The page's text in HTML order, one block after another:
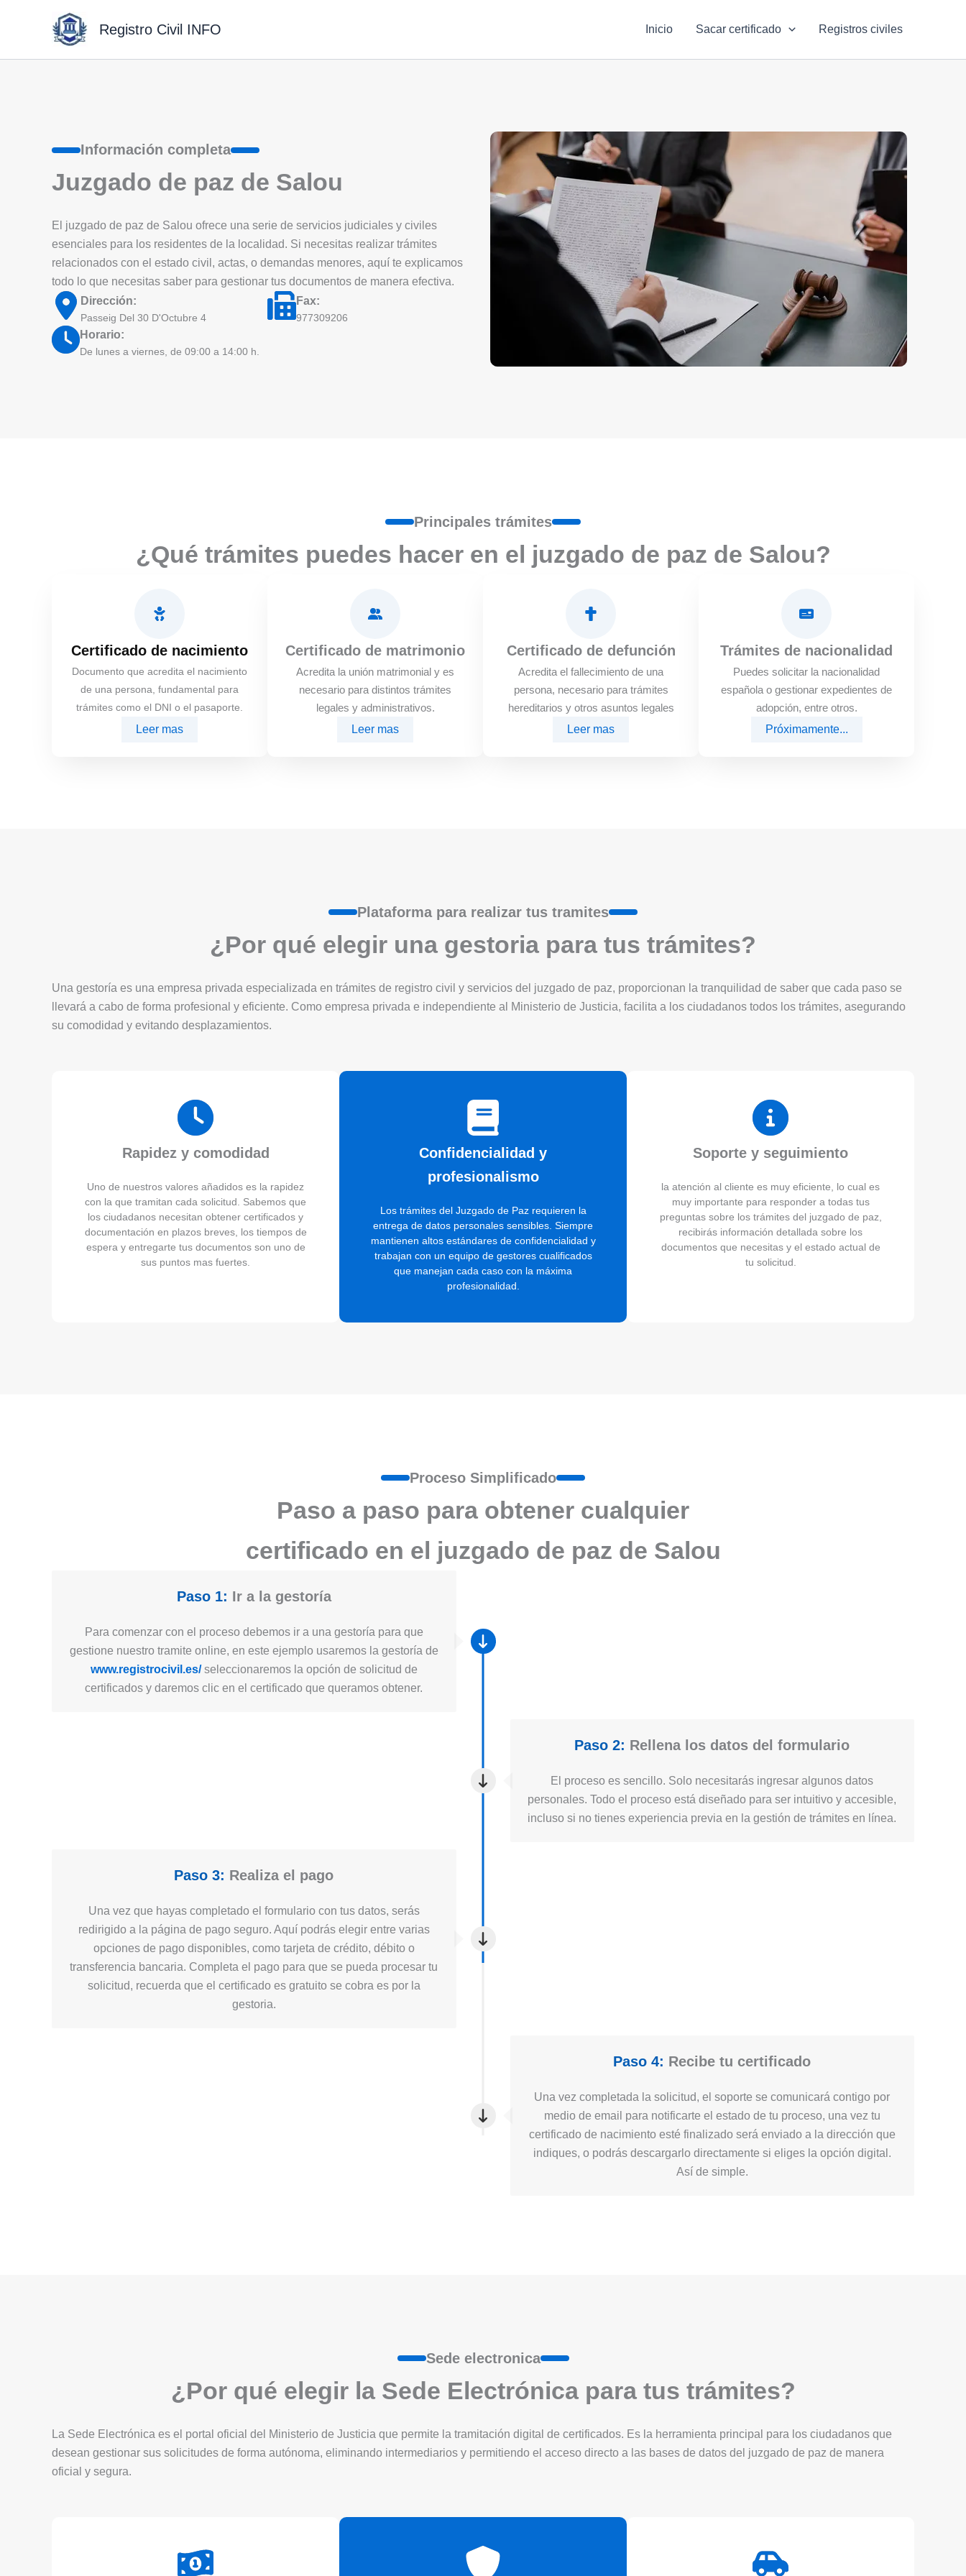
Registro Civil INFO Inicio Sacar certificado Registros civiles
Información completa
Juzgado de paz de Salou
El juzgado de paz de Salou ofrece una serie de servicios judiciales y civiles
esenciales para los residentes de la localidad. Si necesitas realizar trámites
relacionados con el estado civil, actas, o demandas menores, aquí te explicamos
todo lo que necesitas saber para gestionar tus documentos de manera efectiva.
Dirección:
Passeig Del 30 D'Octubre 4
Fax:
977309206
Horario:
De lunes a viernes, de 09:00 a 14:00 h.
Principales trámites
¿Qué trámites puedes hacer en el juzgado de paz de Salou?
Certificado de nacimiento
Documento que acredita el nacimiento
de una persona, fundamental para
trámites como el DNI o el pasaporte.
Leer mas
Certificado de matrimonio
Acredita la unión matrimonial y es
necesario para distintos trámites
legales y administrativos.
Leer mas
Certificado de defunción
Acredita el fallecimiento de una
persona, necesario para trámites
hereditarios y otros asuntos legales
Leer mas
Trámites de nacionalidad
Puedes solicitar la nacionalidad
española o gestionar expedientes de
adopción, entre otros.
Próximamente...
Plataforma para realizar tus tramites
¿Por qué elegir una gestoria para tus trámites?
Una gestoría es una empresa privada especializada en trámites de registro civil y servicios del juzgado de paz, proporcionan la tranquilidad de saber que cada paso se
llevará a cabo de forma profesional y eficiente. Como empresa privada e independiente al Ministerio de Justicia, facilita a los ciudadanos todos los trámites, asegurando
su comodidad y evitando desplazamientos.
Rapidez y comodidad
Uno de nuestros valores añadidos es la rapidez
con la que tramitan cada solicitud. Sabemos que
los ciudadanos necesitan obtener certificados y
documentación en plazos breves, los tiempos de
espera y entregarte tus documentos son uno de
sus puntos mas fuertes.
Confidencialidad y
profesionalismo
Los trámites del Juzgado de Paz requieren la
entrega de datos personales sensibles. Siempre
mantienen altos estándares de confidencialidad y
trabajan con un equipo de gestores cualificados
que manejan cada caso con la máxima
profesionalidad.
Soporte y seguimiento
la atención al cliente es muy eficiente, lo cual es
muy importante para responder a todas tus
preguntas sobre los trámites del juzgado de paz,
recibirás información detallada sobre los
documentos que necesitas y el estado actual de
tu solicitud.
Proceso Simplificado
Paso a paso para obtener cualquier
certificado en el juzgado de paz de Salou
Paso 1: Ir a la gestoría
Para comenzar con el proceso debemos ir a una gestoría para que
gestione nuestro tramite online, en este ejemplo usaremos la gestoría de
www.registrocivil.es/seleccionaremos la opción de solicitud de
certificados y daremos clic en el certificado que queramos obtener.
Paso 2: Rellena los datos del formulario
El proceso es sencillo. Solo necesitarás ingresar algunos datos
personales. Todo el proceso está diseñado para ser intuitivo y accesible,
incluso si no tienes experiencia previa en la gestión de trámites en línea.
Paso 3: Realiza el pago
Una vez que hayas completado el formulario con tus datos, serás
redirigido a la página de pago seguro. Aquí podrás elegir entre varias
opciones de pago disponibles, como tarjeta de crédito, débito o
transferencia bancaria. Completa el pago para que se pueda procesar tu
solicitud, recuerda que el certificado es gratuito se cobra es por la
gestoria.
Paso 4: Recibe tu certificado
Una vez completada la solicitud, el soporte se comunicará contigo por
medio de email para notificarte el estado de tu proceso, una vez tu
certificado de nacimiento esté finalizado será enviado a la dirección que
indiques, o podrás descargarlo directamente si eliges la opción digital.
Así de simple.
Sede electronica
¿Por qué elegir la Sede Electrónica para tus trámites?
La Sede Electrónica es el portal oficial del Ministerio de Justicia que permite la tramitación digital de certificados. Es la herramienta principal para los ciudadanos que
desean gestionar sus solicitudes de forma autónoma, eliminando intermediarios y permitiendo el acceso directo a las bases de datos del juzgado de paz de manera
oficial y segura.